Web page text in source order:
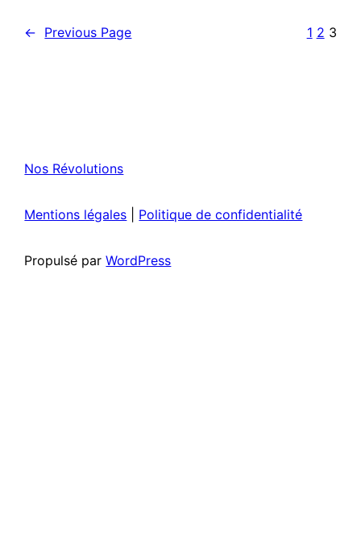
← Previous Page 1 2 3
Nos Révolutions
Mentions légales Politique de confidentialité
Propulsé parWordPress